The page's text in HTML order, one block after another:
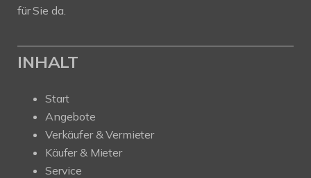
für Sie da.
INHALT
Start
Angebote
Verkäufer & Vermieter
Käufer & Mieter
Service